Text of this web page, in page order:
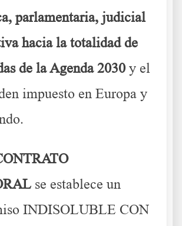
parlamentaria, judicial
hacia la totalidad de
de la Agenda 2030 y el
impuesto en Europa y
se establece un
INDISOLUBLE CON